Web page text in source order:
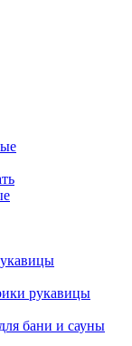
рукавицы
бани и сауны